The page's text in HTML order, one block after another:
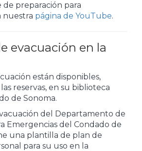
de preparación para
nuestra página de YouTube.
evacuación en la
están disponibles,
reservas, en su biblioteca
de Sonoma.
del Departamento de
Emergencias del Condado de
una plantilla de plan de
para su uso en la